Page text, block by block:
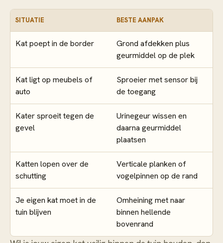
SITUATIE BESTE AANPAK
Kat poept in de border
Grond afdekken plus
geurmiddel op de plek
Kat ligt op meubels of
auto
Sproeier met sensor bij
de toegang
Kater sproeit tegen de
gevel
Urinegeur wissen en
daarna geurmiddel
plaatsen
Katten lopen over de
schutting
Verticale planken of
vogelpinnen op de rand
Je eigen kat moet in de
tuin blijven
Omheining met naar
binnen hellende
bovenrand